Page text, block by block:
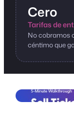
Cero
Tarifas de
No cobramos
céntimo que